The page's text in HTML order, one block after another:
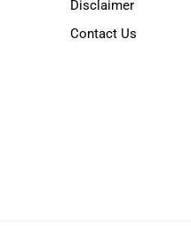
Disclaimer
Contact Us